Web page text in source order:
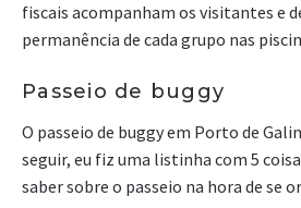
fiscais acompanham os visitantes e
permanência de cada grupo nas
Passeio de buggy
O passeio de buggy em Porto de
seguir, eu fiz uma listinha com 5
saber sobre o passeio na hora de se